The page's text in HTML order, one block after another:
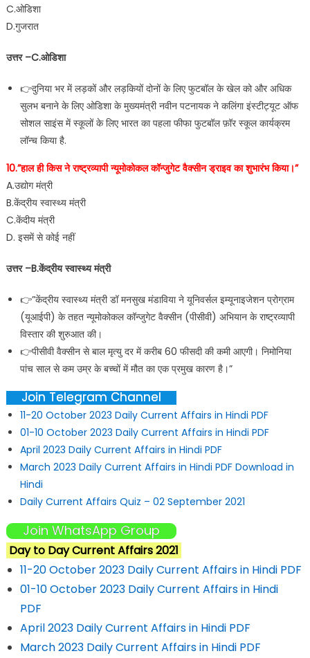
C.ओडिशा
D.गुजरात
उत्तर –C.ओडिशा
👉दुनिया भर में लड़कों और लड़कियों दोनों के लिए फुटबॉल के खेल को और अधिक
सुलभ बनाने के लिए ओडिशा के मुख्यमंत्री नवीन पटनायक ने कलिंगा इंस्टीट्यूट ऑफ
सोशल साइंस में स्कूलों के लिए भारत का पहला फीफा फुटबॉल फ़ॉर स्कूल कार्यक्रम
लॉन्च किया है.
10.”हाल ही किस ने राष्ट्रव्यापी न्यूमोकोकल कॉन्जुगेट वैक्सीन ड्राइव का शुभारंभ किया।”
A.उद्योग मंत्री
B.केंद्रीय स्वास्थ्य मंत्री
C.केंदीय मंत्री
D. इसमें से कोई नहीं
उत्तर –B.केंद्रीय स्वास्थ्य मंत्री
👉”केंद्रीय स्वास्थ्य मंत्री डॉ मनसुख मंडाविया ने यूनिवर्सल इम्यूनाइजेशन प्रोग्राम
(यूआईपी) के तहत न्यूमोकोकल कॉन्जुगेट वैक्सीन (पीसीवी) अभियान के राष्ट्रव्यापी
विस्तार की शुरुआत की।
👉पीसीवी वैक्सीन से बाल मृत्यु दर में करीब 60 फीसदी की कमी आएगी। निमोनिया
पांच साल से कम उम्र के बच्चों में मौत का एक प्रमुख कारण है।”
Join Telegram Channel
11-20 October 2023 Daily Current Affairs in Hindi PDF
01-10 October 2023 Daily Current Affairs in Hindi PDF
April 2023 Daily Current Affairs in Hindi PDF
March 2023 Daily Current Affairs in Hindi PDF Download in
Hindi
Daily Current Affairs Quiz – 02 September 2021
Join WhatsApp Group
Day to Day Current Affairs 2021
11-20 October 2023 Daily Current Affairs in Hindi PDF
01-10 October 2023 Daily Current Affairs in Hindi
PDF
April 2023 Daily Current Affairs in Hindi PDF
March 2023 Daily Current Affairs in Hindi PDF